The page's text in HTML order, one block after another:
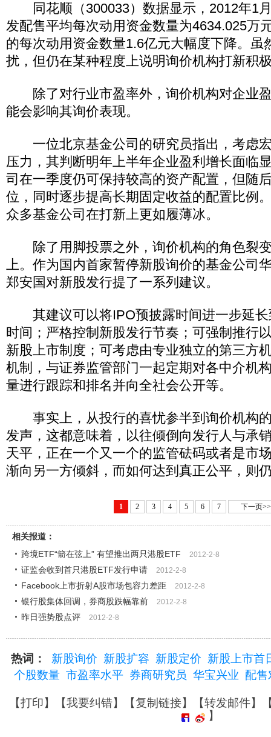
同花顺（300033）数据显示，2012年1
发配售平均每次动用资金数量为4634.025万
的每次动用资金数量1.6亿元大幅度下降。虽
扰，但仍在某种程度上说明询价机构打新积
除了对行业市盈率外，询价机构对企业
能会影响其询价表现。
一位北京基金公司的研究员指出，考虑
压力，其判断明年上半年企业盈利增长面临
司在一季度仍可保持较高的资产配置，但随
位，同时逐步提高长期固定收益的配置比例
众多基金公司在打新上更如履薄冰。
除了用脚投票之外，询价机构的角色裂
上。作为国内首家暂停新股询价的基金公司
郑安国对新股发行提了一系列建议。
其建议可以将IPO预披露时间进一步延长
时间；严格控制新股发行节奏；可强制推行
新股上市制度；可考虑由专业独立的第三方
机制，与证券监管部门一起定期对各中介机
量进行跟踪和排名并向全社会公开等。
事实上，从投行的喜忧参半到询价机构
发声，这都意味着，以往倾倒向发行人与承
天平，正在一个又一个的监管砝码或者是市
渐向另一方倾斜，而如何达到真正公平，则
1 2 3 4 5 6 7 下一页>>
相关报道：
跨境ETF“箭在弦上” 有望推出两只港股ETF
2012-2-8
证监会收到首只港股ETF发行申请 2012-2-8
Facebook上市折射A股市场包容力差距 2012-2-8
银行股集体回调，券商股跌幅靠前 2012-2-8
昨日强势股点评 2012-2-8
热词： 新股询价 新股扩容 新股定价 新股上市首
个股数量 市盈率水平 券商研究员 华宝兴业 配售
【打印】【我要纠错】【复制链接】【转发邮件】
】